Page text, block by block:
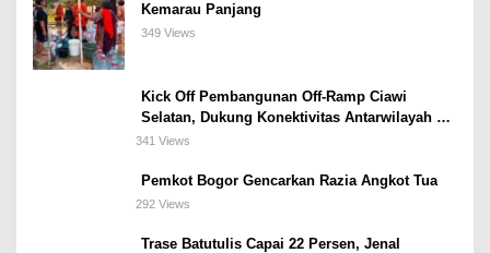
Kemarau Panjang
349 Views
Kick Off Pembangunan Off-Ramp Ciawi
Selatan, Dukung Konektivitas Antarwilayah di
Bogor Selatan
341 Views
Pemkot Bogor Gencarkan Razia Angkot Tua
292 Views
Trase Batutulis Capai 22 Persen, Jenal